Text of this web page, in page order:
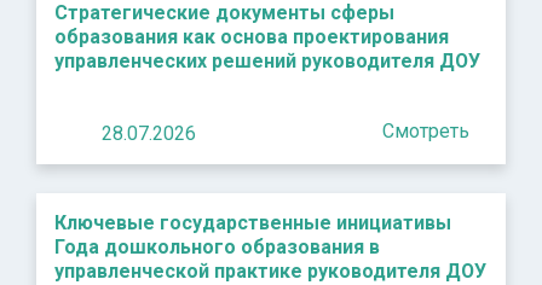
Стратегические документы сферы
образования как основа проектирования
управленческих решений руководителя ДОУ
28.07.2026 Смотреть
Ключевые государственные инициативы
Года дошкольного образования в
управленческой практике руководителя ДОУ